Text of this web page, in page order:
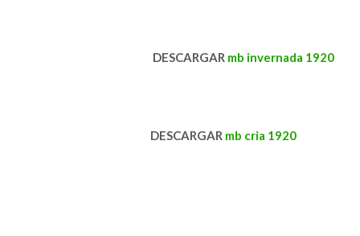
DESCARGAR mb invernada 1920
DESCARGAR mb cria 1920